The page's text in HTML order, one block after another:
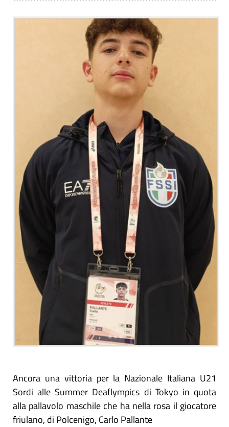
Ancora una vittoria per la Nazionale Italiana U21
Sordi alle Summer Deaflympics di Tokyo in quota
alla pallavolo maschile che ha nella rosa il giocatore
friulano, di Polcenigo, Carlo Pallante